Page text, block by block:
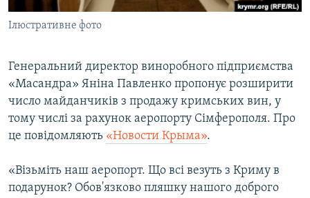
УКРАЇНСЬКА ПРОБЛЕМА КРИМУ
ІНФОГРАФІКА
ДОЛУЧАЙСЯ!
Усі сайти RFE/RL
Ілюстративне фото
Генеральний директор виноробного підприємства
«Масандра» Яніна Павленко пропонує розширити
число майданчиків з продажу кримських вин, у
тому числі за рахунок аеропорту Сімферополя. Про
це повідомляють «Новости Крыма».
«Візьміть наш аеропорт. Що всі везуть з Криму в
подарунок? Обов'язково пляшку нашого доброго